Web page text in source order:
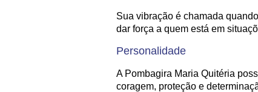
Sua vibração é chamada
dar força a quem está em
Personalidade
A Pombagira Maria Quitéria
coragem, proteção e